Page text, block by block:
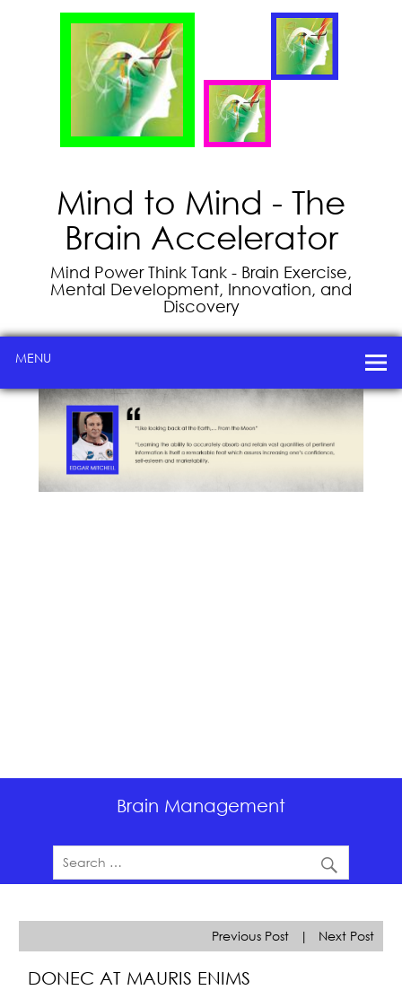
Mind to Mind - The
Brain Accelerator
Mind Power Think Tank - Brain Exercise,
Mental Development, Innovation, and
Discovery
MENU
Brain Management
Previous Post | Next Post
DONEC AT MAURIS ENIMS